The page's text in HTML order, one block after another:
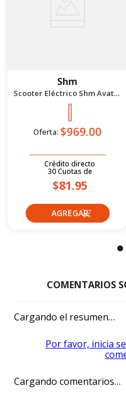
Shm
Scooter Eléctrico Shm Avatar
1200 Verde
Oferta: $969.00
Crédito directo
30Cuotas de
$81.95
Cargando el resumen…
Por favor, inicia
Cargando comentarios…